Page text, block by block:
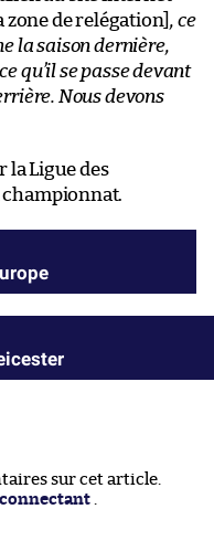
zone de relégation], ce
la saison dernière,
qu’il se passe devant
Nous devons
la Ligue des
championnat.
sur cet article.
.